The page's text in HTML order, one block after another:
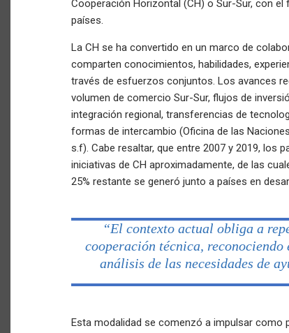
Cooperación Horizontal (CH) o Sur-Sur, con
países.
La CH se ha convertido en un marco de
comparten conocimientos, habilidades,
través de esfuerzos conjuntos. Los avances
volumen de comercio Sur-Sur, flujos de
integración regional, transferencias de
formas de intercambio (Oficina de las
s.f). Cabe resaltar, que entre 2007 y 2019, los
iniciativas de CH aproximadamente, de las
25% restante se generó junto a países en
“El contexto actual obliga a
cooperación técnica,
análisis de las necesidades de
Esta modalidad se comenzó a impulsar como